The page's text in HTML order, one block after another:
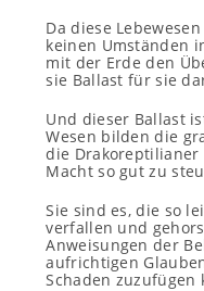
Da diese
keinen Umständen
mit der Erde den
sie Ballast für sie
Und dieser Ballast
Wesen bilden die
die
Macht so gut zu
Sie sind es, die so
verfallen und
Anweisungen der
aufrichtigen
Schaden zuzufügen